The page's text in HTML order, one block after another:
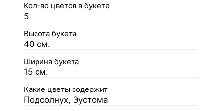
Кол-во цветов в букете
5
Высота букета
40 см.
Ширина букета
15 см.
Какие цветы содержит
Подсолнух, Эустома